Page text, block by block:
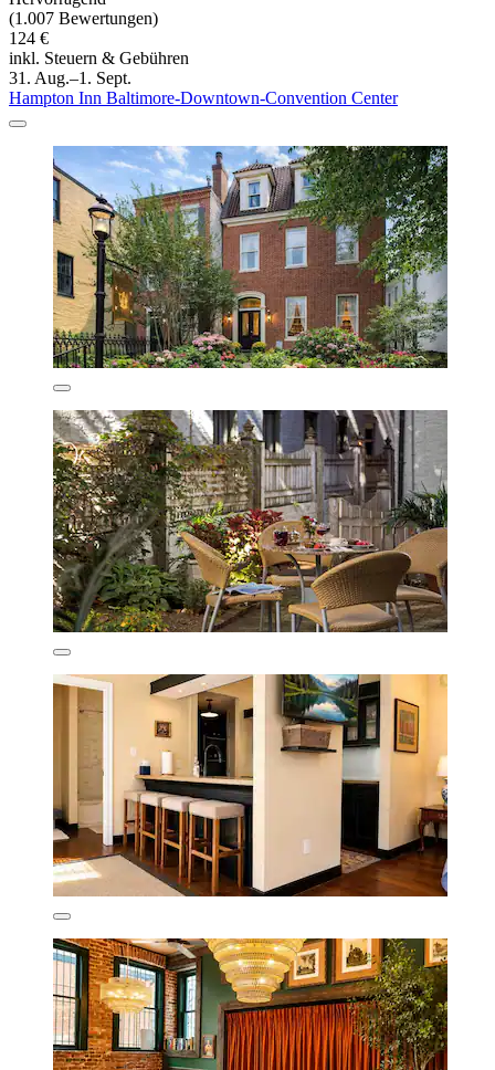
(1.007 Bewertungen)
124 €
inkl. Steuern & Gebühren
31. Aug.–1. Sept.
Hampton Inn Baltimore-Downtown-Convention Center